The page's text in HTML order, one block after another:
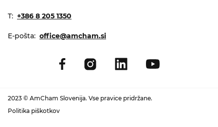
T: +386 8 205 1350
E-pošta: office@amcham.si
2023 © AmCham Slovenija. Vse pravice pridržane.
Politika piškotkov